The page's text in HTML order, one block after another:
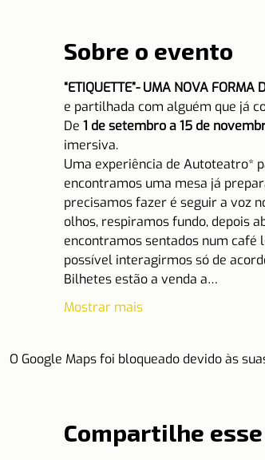
Sobre o evento
“ETIQUETTE”- UMA NOVA FORMA
e partilhada com alguém que já
De 1 de setembro a 15 de
imersiva.
Uma experiência de Autoteatro*
encontramos uma mesa já
precisamos fazer é seguir a voz
olhos, respiramos fundo, depois
encontramos sentados num café
possível interagirmos só de
Bilhetes estão a venda a…
Mostrar mais
O Google Maps foi bloqueado devido às
Compartilhe